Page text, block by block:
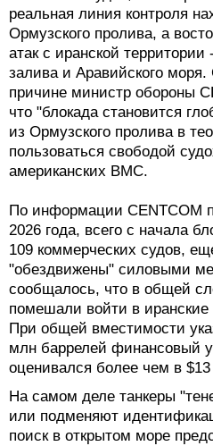
реальная линия контроля
Ормузского пролива, а
атак с иранской
залива и Аравийского моря.
причине министр обороны
что "блокада становится
из Ормузского пролива в
пользоваться свободой
американских ВМС.
По информации CENTCOM
2026 года, всего с начала
109 коммерческих судов,
"обездвижены" силовыми
сообщалось, что в общей
помешали войти в
При общей вместимости
млн баррелей финансовый
оценивался более чем в
На самом деле танкеры
или подменяют
поиск в открытом море